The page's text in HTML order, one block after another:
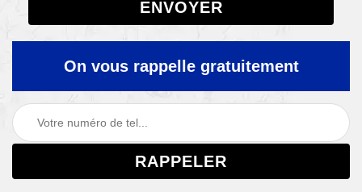
On vous rappelle gratuitement